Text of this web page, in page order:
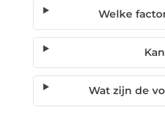
Welke
Wat zijn de